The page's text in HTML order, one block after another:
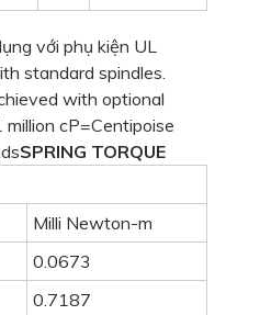
với phụ kiện UL
standard spindles.
with optional
cP=Centipoise
SPRING TORQUE
Milli Newton-m
0.0673
0.7187